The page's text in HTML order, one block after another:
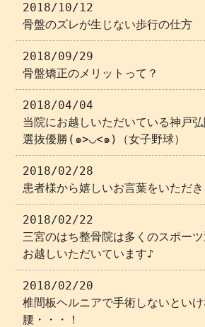
2018/10/12
骨盤のズレが生じない歩行の仕方
2018/09/29
骨盤矯正のメリットって？
2018/04/04
当院にお越しいただいている神戸
選抜優勝(๑>◡<๑)（女子野球）
2018/02/28
患者様から嬉しいお言葉をいただき
2018/02/22
三宮のはち整骨院は多くのスポー
お越しいただいています♪
2018/02/20
椎間板ヘルニアで手術しないとい
腰・・・！